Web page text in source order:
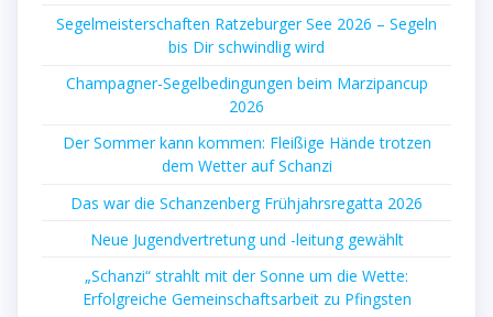
Segelmeisterschaften Ratzeburger See 2026 – Segeln
bis Dir schwindlig wird
Champagner-Segelbedingungen beim Marzipancup
2026
Der Sommer kann kommen: Fleißige Hände trotzen
dem Wetter auf Schanzi
Das war die Schanzenberg Frühjahrsregatta 2026
Neue Jugendvertretung und -leitung gewählt
„Schanzi“ strahlt mit der Sonne um die Wette:
Erfolgreiche Gemeinschaftsarbeit zu Pfingsten